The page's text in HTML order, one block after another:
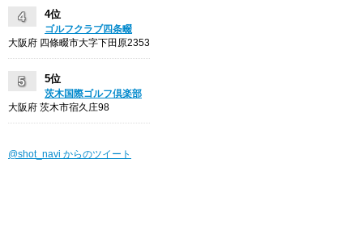
4位
ゴルフクラブ四条畷
大阪府 四條畷市大字下田原2353
5位
茨木国際ゴルフ倶楽部
大阪府 茨木市宿久庄98
@shot_navi からのツイート